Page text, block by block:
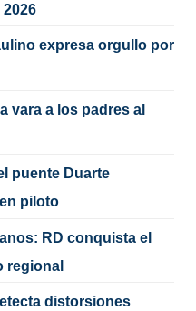
expresa orgullo por
vara a los padres al
puente Duarte
piloto
RD conquista el
regional
distorsiones